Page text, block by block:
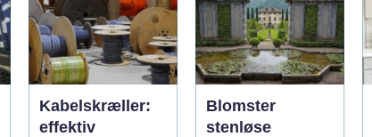
Kabelskræller:
effektiv
Blomster
stenløse